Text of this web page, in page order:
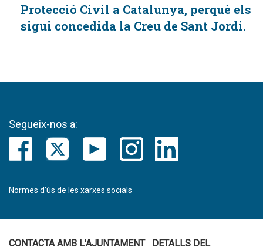
Protecció Civil a Catalunya, perquè els
sigui concedida la Creu de Sant Jordi.
Segueix-nos a:
Normes d’ús de les xarxes socials
CONTACTA AMB L'AJUNTAMENT
DETALLS DEL